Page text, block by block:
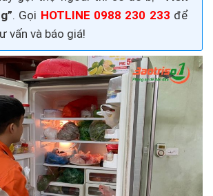
. Gọi HOTLINE 0988 230 233 để
vấn và báo giá!